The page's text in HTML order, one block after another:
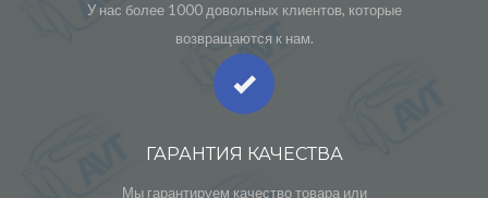
У нас более 1000 довольных клиентов, которые
возвращаются к нам.
ГАРАНТИЯ КАЧЕСТВА
Мы гарантируем качество товара или